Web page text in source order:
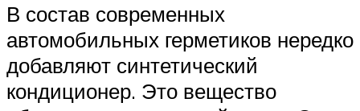
В состав современных
автомобильных герметиков нередко
добавляют синтетический
кондиционер. Это вещество